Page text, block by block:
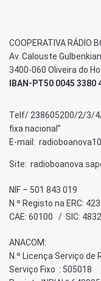
COOPERATIVA RÁDIO
Av. Calouste
3400-060 Oliveira do
IBAN-PT50 0045 3380
Telf/ 238605200/2/3/
fixa nacional”
E-mail:
Site:
NIF – 501 843 019
N.º Registo na ERC:
CAE: 60100 / SIC: 4832
ANACOM:
N.º Licença Serviço de
Serviço Fixo : 505018